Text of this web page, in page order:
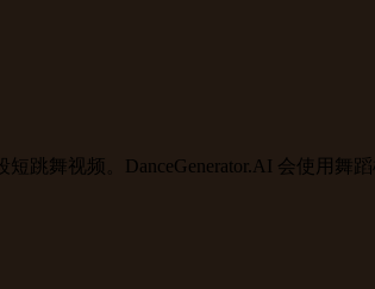
跳舞视频。DanceGenerator.AI 会使用舞